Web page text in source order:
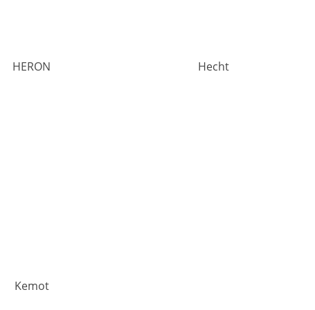
HERON Hecht
Kemot